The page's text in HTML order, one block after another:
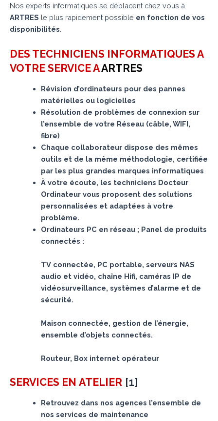
Nos experts informatiques se déplacent chez vous à
ARTRES le plus rapidement possible en fonction de vos
disponibilités.
DES TECHNICIENS INFORMATIQUES A
VOTRE SERVICE AARTRES
Révision d’ordinateurs pour des pannes
matérielles ou logicielles
Résolution de problèmes de connexion sur
l’ensemble de votre Réseau (câble, WIFI,
fibre)
Chaque collaborateur dispose des mêmes
outils et de la même méthodologie, certifiée
par les plus grandes marques informatiques
À votre écoute, les techniciens Docteur
Ordinateur vous proposent des solutions
personnalisées et adaptées à votre
problème.
Ordinateurs PC en réseau ; Panel de produits
connectés :
TV connectée, PC portable, serveurs NAS
audio et vidéo, chaîne Hifi, caméras IP de
vidéosurveillance, systèmes d’alarme et de
sécurité.
Maison connectée, gestion de l’énergie,
ensemble d’objets connectés.
Routeur, Box internet opérateur
SERVICES EN ATELIER [1]
Retrouvez dans nos agences l’ensemble de
nos services de maintenance